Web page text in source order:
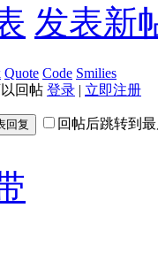
发表新
Quote Code Smilies
回帖 登录 | 立即注册
回复 回帖后跳转到